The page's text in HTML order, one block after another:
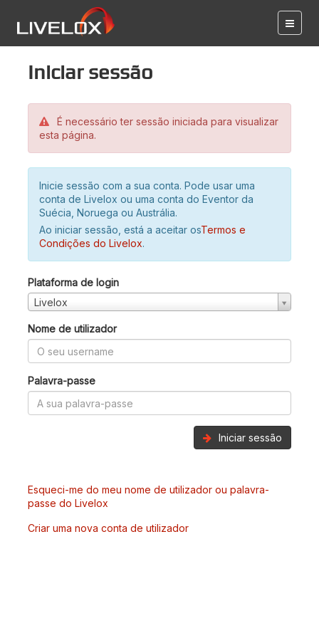
Iniciar sessão
É necessário ter sessão iniciada para visualizar
esta página.
Inicie sessão com a sua conta. Pode usar uma
conta de Livelox ou uma conta do Eventor da
Suécia, Noruega ou Austrália.
Ao iniciar sessão, está a aceitar osTermos e
Condições do Livelox.
Plataforma de login
Livelox
Nome de utilizador
Palavra-passe
Iniciar sessão
Esqueci-me do meu nome de utilizador ou palavra-
passe do Livelox
Criar uma nova conta de utilizador